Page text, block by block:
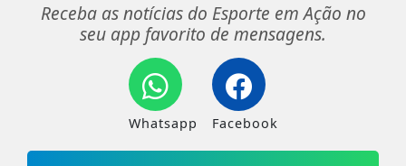
Receba as notícias do Esporte em Ação no
seu app favorito de mensagens.
Whatsapp Facebook